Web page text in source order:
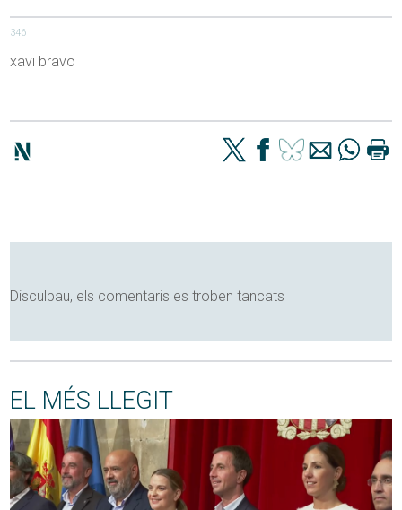
346
xavi bravo
Disculpau, els comentaris es troben tancats
EL MÉS LLEGIT